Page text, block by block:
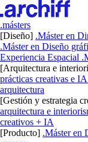
.másters
[Diseño] .Máster en
.Máster en Diseño
Experiencia Espacial
[Arquitectura e
prácticas creativas e IA
arquitectura
[Gestión y estrategia
arquitectura e
creativos + IA
[Producto] .Máster en